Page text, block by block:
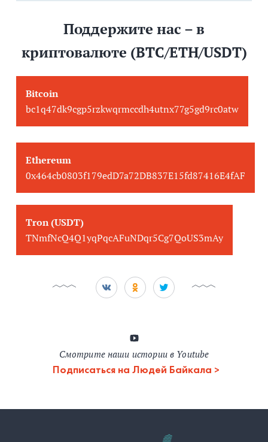
Поддержите нас – в
криптовалюте (BTC/ETH/USDT)
Bitcoin
bc1q47dk9cgp5rzkwqrmccdh4utnx77g5gd9rc0atw
Ethereum
0x464cb0803f179edD7a72DB837E15fd87416E4fAF
Tron (USDT)
TNmfNcQ4Q1yqPqcAFuNDqr5Cg7QoUS3mAy
Смотрите наши истории в Youtube
Подписаться на Людей Байкала